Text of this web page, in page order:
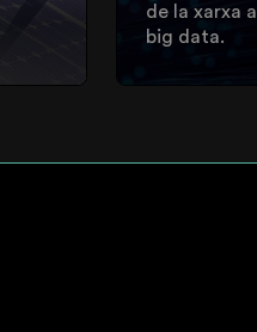
de la xarxa
big data.